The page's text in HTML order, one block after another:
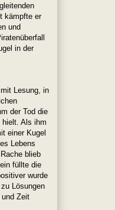
kämpfte er
und
in der
Lesung, in
der Tod die
hielt. Als ihm
einer Kugel
Lebens
blieb
füllte die
wurde
Lösungen
Zeit